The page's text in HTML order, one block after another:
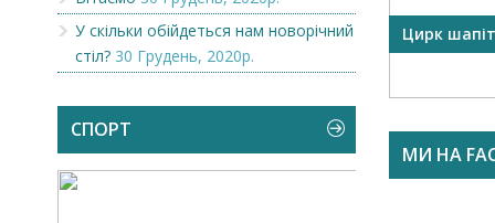
У скільки обійдеться нам новорічний
стіл? 30 Грудень, 2020р.
СПОРТ
Викупимо бруньки чорної
смородини...
Цирк
МИ НА